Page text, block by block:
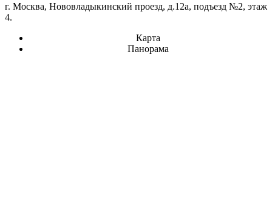
г. Москва, Нововладыкинский проезд, д.12а, подъезд №2, этаж
4.
Карта
Панорама